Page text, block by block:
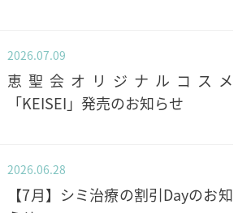
2026.07.09
恵聖会オリジナルコスメ
「KEISEI」発売のお知らせ
2026.06.28
【7月】シミ治療の割引Dayのお知